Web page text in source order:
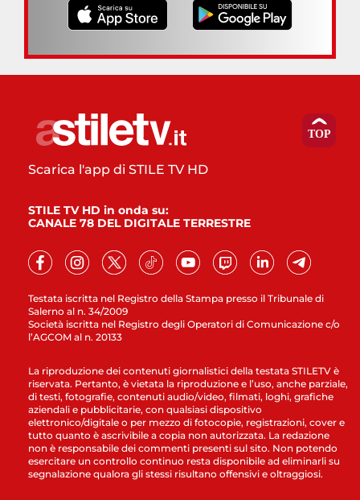
Testata iscritta nel Registro della Stampa presso il Tribunale di
Salerno al n. 34/2009
Società iscritta nel Registro degli Operatori di Comunicazione c/o
l’AGCOM al n. 20133
Scarica l'app di STILE TV HD
STILE TV HD in onda su:
CANALE 78 DEL DIGITALE TERRESTRE
La riproduzione dei contenuti giornalistici della testata STILETV è
riservata. Pertanto, è vietata la riproduzione e l’uso, anche parziale,
di testi, fotografie, contenuti audio/video, filmati, loghi, grafiche
aziendali e pubblicitarie, con qualsiasi dispositivo
elettronico/digitale o per mezzo di fotocopie, registrazioni, cover e
tutto quanto è ascrivibile a copia non autorizzata. La redazione
non è responsabile dei commenti presenti sul sito. Non potendo
esercitare un controllo continuo resta disponibile ad eliminarli su
segnalazione qualora gli stessi risultano offensivi e oltraggiosi.